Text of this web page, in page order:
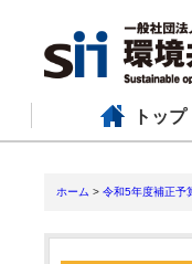
トップ
ホーム > 令和5年度補正予